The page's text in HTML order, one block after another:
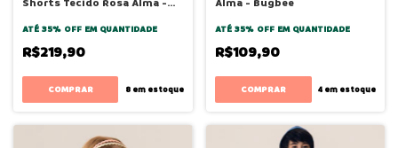
Shorts Tecido Rosa Alma -
ATÉ 35% OFF EM QUANTIDADE
R$219,90
COMPRAR 8em estoque
Alma - Bugbee
ATÉ 35% OFF EM QUANTIDADE
R$109,90
COMPRAR 4 em estoque